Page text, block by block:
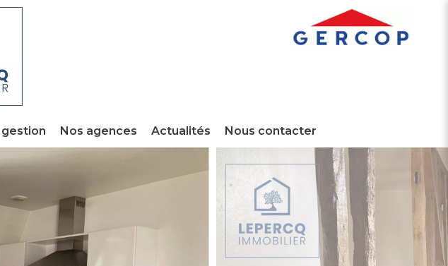
Nos agences Actualités Nous contacter